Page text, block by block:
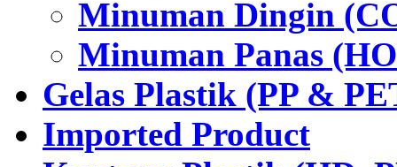
Minuman Dingin
Minuman Panas
Gelas Plastik (PP &
Imported Product